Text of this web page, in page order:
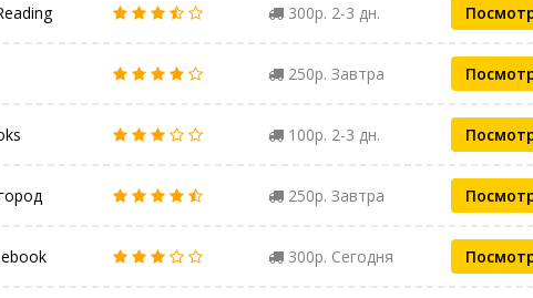
300р. 2-3 дн.
250р. Завтра
100р. 2-3 дн.
250р. Завтра
300р. Сегодня